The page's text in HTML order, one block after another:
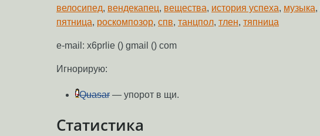
велосипед, вендекапец, вещества, история успеха, музыка,
пятница, роскомпозор, спв, танцпол, тлен, тяпница
e-mail: x6prlie () gmail () com
Игнорирую:
Quasar — упорот в щи.
Статистика